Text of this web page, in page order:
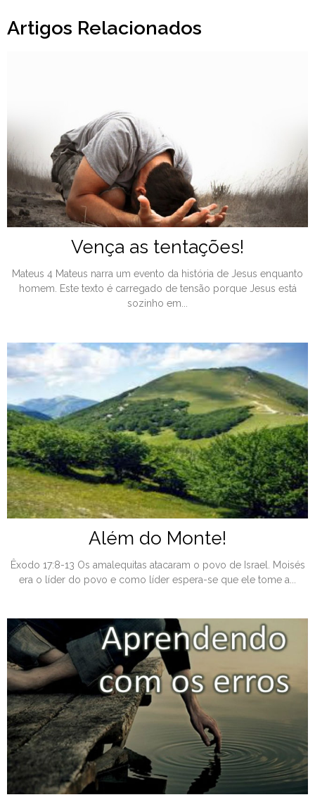
Artigos Relacionados
Vença as tentações!
Mateus 4 Mateus narra um evento da história de Jesus enquanto
homem. Este texto é carregado de tensão porque Jesus está
sozinho em...
Além do Monte!
Êxodo 17:8-13 Os amalequitas atacaram o povo de Israel. Moisés
era o líder do povo e como líder espera-se que ele tome a...